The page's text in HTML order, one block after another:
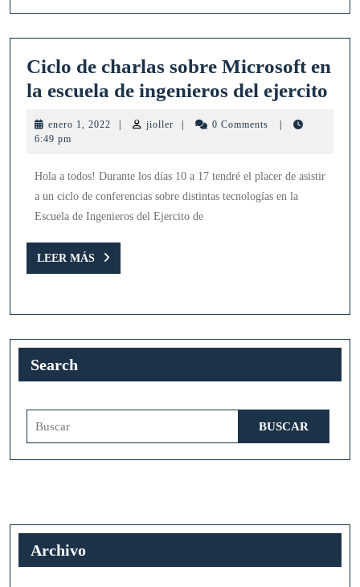
Ciclo de charlas sobre Microsoft en
la escuela de ingenieros del ejercito
enero 1, 2022 enero
jioller jioller 0 Comments
6:49 pm
Hola a todos! Durante los días 10 a 17 tendré el placer de asistir
a un ciclo de conferencias sobre distintas tecnologías en la
Escuela de Ingenieros del Ejercito de
LEER MÁS
MÁS
Search
Archivo